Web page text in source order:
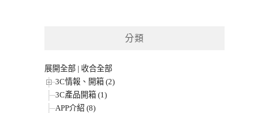
分類
展開全部 | 收合全部
3C情報、開箱 (2)
3C產品開箱 (1)
APP介紹 (8)